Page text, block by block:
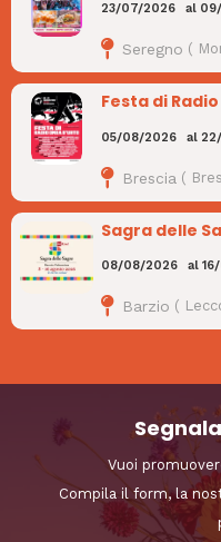
23/07/2026 al
Seregno (
Festa di
05/08/2026 al
Brescia (
Sagra delle
08/08/2026 al
Barzio (
Vuoi
Compila il form, la